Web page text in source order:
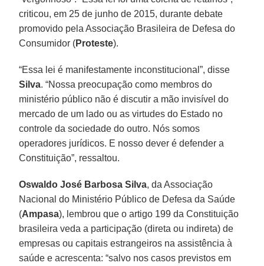
criticou, em 25 de junho de 2015, durante debate
promovido pela Associação Brasileira de Defesa do
Consumidor (Proteste).
“Essa lei é manifestamente inconstitucional”, disse
Silva. “Nossa preocupação como membros do
ministério público não é discutir a mão invisível do
mercado de um lado ou as virtudes do Estado no
controle da sociedade do outro. Nós somos
operadores jurídicos. E nosso dever é defender a
Constituição”, ressaltou.
Oswaldo José Barbosa Silva, da Associação
Nacional do Ministério Público de Defesa da Saúde
(Ampasa), lembrou que o artigo 199 da Constituição
brasileira veda a participação (direta ou indireta) de
empresas ou capitais estrangeiros na assistência à
saúde e acrescenta: “salvo nos casos previstos em